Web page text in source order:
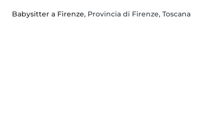
Babysitter a Firenze, Provincia di Firenze, Toscana